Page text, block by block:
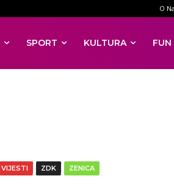
O
SPORT KULTURA FUN
VIJESTI ZDK ZENICA